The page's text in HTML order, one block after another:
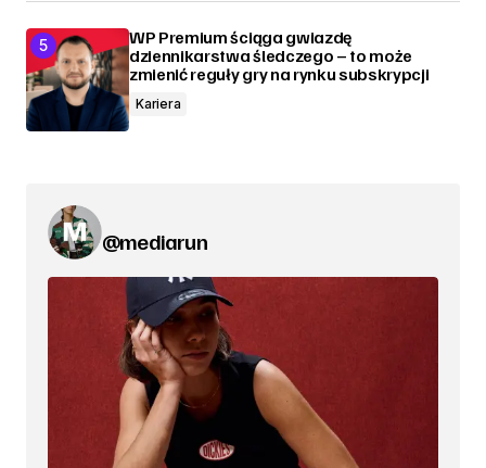
WP Premium ściąga gwiazdę
dziennikarstwa śledczego – to może
zmienić reguły gry na rynku subskrypcji
Kariera
@mediarun